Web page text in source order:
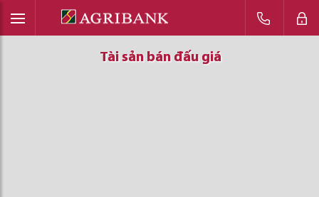
Tài sản bán đấu giá
Tài sản bán đấu giá
Tài sản bán đấu giá